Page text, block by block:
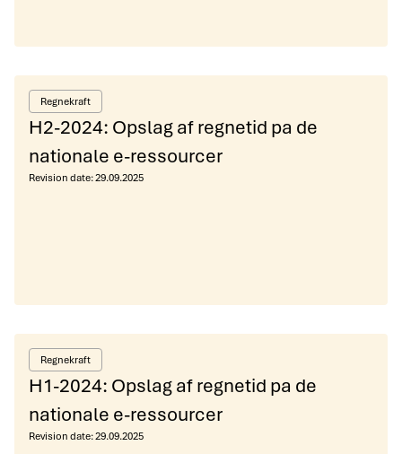
Regnekraft
H2-2024: Opslag af regnetid pa de
nationale e-ressourcer
Revision date:29.09.2025
Regnekraft
H1-2024: Opslag af regnetid pa de
nationale e-ressourcer
Revision date:29.09.2025